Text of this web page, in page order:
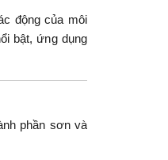
động của môi
bật, ứng dụng
phần sơn và